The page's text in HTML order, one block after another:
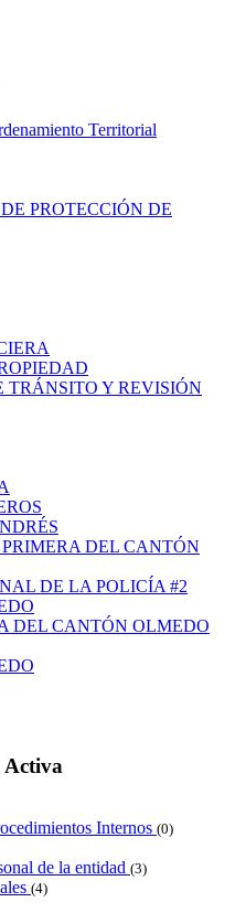
Territorial
PROTECCIÓN DE
TRÁNSITO Y REVISIÓN
DEL CANTÓN
DE LA POLICÍA #2
DEL CANTÓN OLMEDO
Activa
Internos (0)
de la entidad (3)
(4)